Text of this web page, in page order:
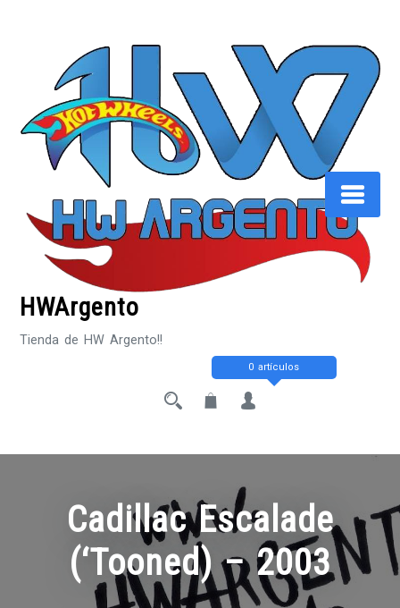
HWArgento
Tienda de HW Argento!!
0 artículos
Cadillac Escalade
(‘Tooned) – 2003